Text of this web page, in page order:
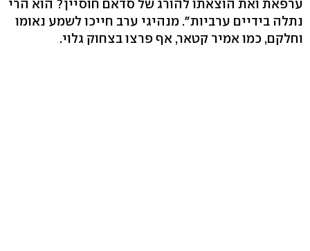
ערפאת ואת הוצאתו להורג של סדאם חוסיין? הוא הרי
נתלה בידיים ערביות". מנהיגי ערב חייכו לשמע נאומו
וחלקם, כמו אמיר קטאר, אף פרצו בצחוק גלוי.